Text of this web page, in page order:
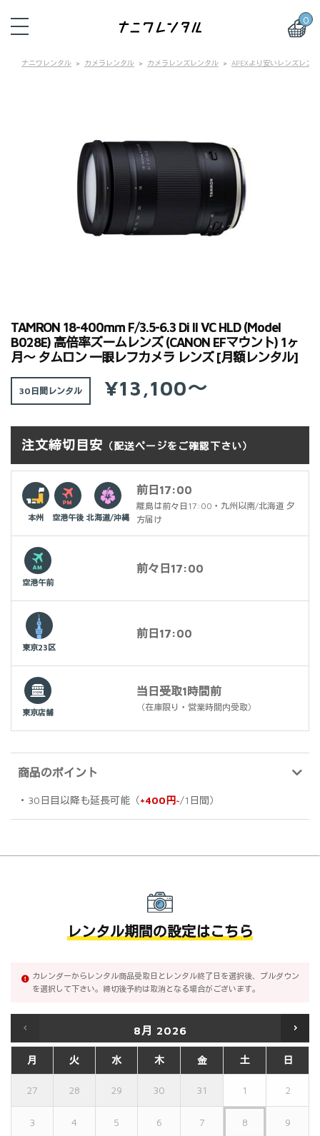
0
ナニワレンタル カメラレンタル カメラレンズレンタル APEXより安いレンズレン
TAMRON 18-400mm F/3.5-6.3 Di II VC HLD (Model
B028E) 高倍率ズームレンズ (CANON EFマウント) 1ヶ
月～ タムロン 一眼レフカメラ レンズ [月額レンタル]
30日間 ¥13,100～
注文締切目安 （配送ページをご確認下さい）
本州 空港午後 北海道/沖縄
前日17:00
離島は前々日17:00・九州以南/北海道 夕
方届け
空港午前
前々日17:00
東京23区
前日17:00
東京店舗
当日受取1時間前
（在庫限り・営業時間内受取）
商品のポイント
・30日目以降も延長可能（+400円~/1日間）
レンタル期間の設定はこちら
カレンダーからレンタル商品受取日とレンタル終了日を選択後、プルダウン
を選択して下さい。締切後予約は取消となる場合がございます。
8月 2026
月 火 水 木 金 土 日
27 28 29 30 31 1 2
3 4 5 6 7 8 9